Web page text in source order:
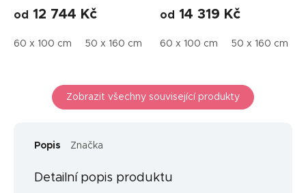
od 12 744 Kč
60 x 100 cm 50 x 160 cm 40 x 70 cm 50 x 85 cm
od 14 319 Kč
60 x 100 cm 50 x 160 cm
Zobrazit všechny související produkty
Popis Značka
Detailní popis produktu